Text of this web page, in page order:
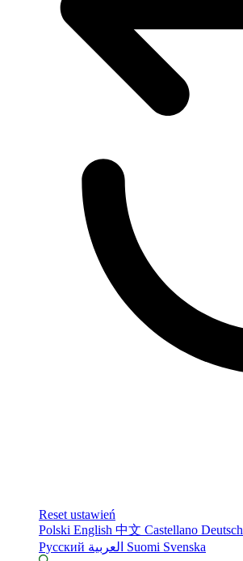
Reset ustawień
Polski English 中文 Castellano Deutsch
Русский
Suomi Svenska